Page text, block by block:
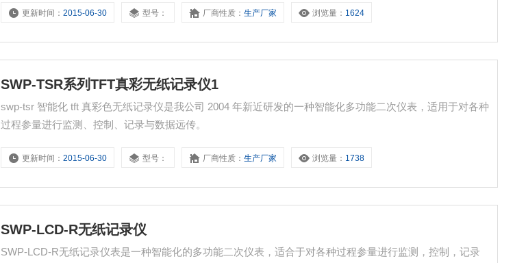
更新时间：2015-06-30 型号： 厂商性质：生产厂家 浏览量： 1624
SWP-TSR系列TFT真彩无纸记录仪1
swp-tsr 智能化 tft 真彩色无纸记录仪是我公司 2004 年新近研发的一种智能化多功能二次仪表，适用于对各种
过程参量进行监测、控制、记录与数据远传。
更新时间：2015-06-30 型号： 厂商性质：生产厂家 浏览量： 1738
SWP-LCD-R无纸记录仪
SWP-LCD-R无纸记录仪表是一种智能化的多功能二次仪表，适合于对各种过程参量进行监测，控制，记录